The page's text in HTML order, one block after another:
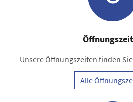
Unsere Öffnungszeiten finden
Alle